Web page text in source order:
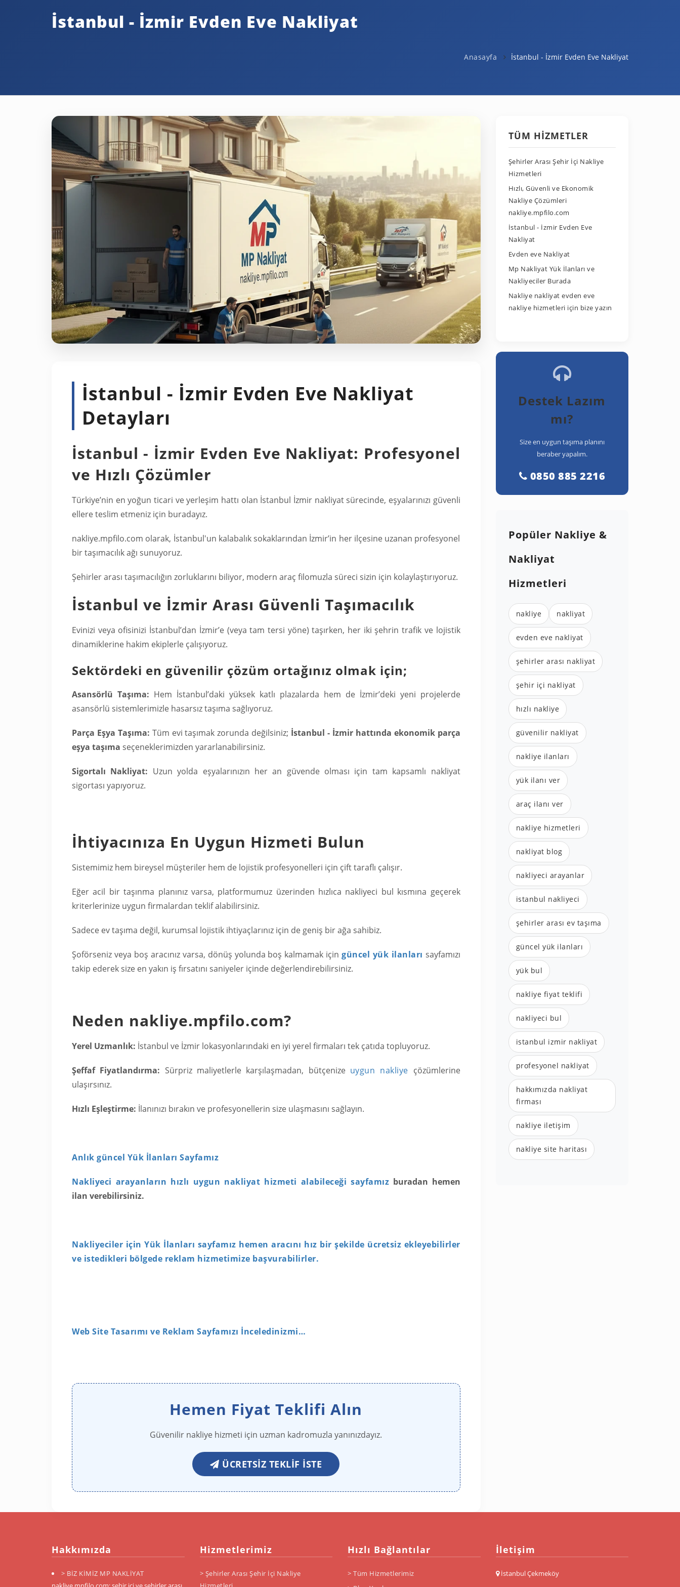
İstanbul - İzmir Evden Eve Nakliyat
Anasayfa İstanbul - İzmir Evden Eve Nakliyat
İstanbul - İzmir Evden Eve Nakliyat
Detayları
İstanbul - İzmir Evden Eve Nakliyat: Profesyonel
ve Hızlı Çözümler
Türkiye’nin en yoğun ticari ve yerleşim hattı olan İstanbul İzmir nakliyat sürecinde, eşyalarınızı güvenli
ellere teslim etmeniz için buradayız.
nakliye.mpfilo.com olarak, İstanbul'un kalabalık sokaklarından İzmir’in her ilçesine uzanan profesyonel
bir taşımacılık ağı sunuyoruz.
Şehirler arası taşımacılığın zorluklarını biliyor, modern araç filomuzla süreci sizin için kolaylaştırıyoruz.
İstanbul ve İzmir Arası Güvenli Taşımacılık
Evinizi veya ofisinizi İstanbul’dan İzmir’e (veya tam tersi yöne) taşırken, her iki şehrin trafik ve lojistik
dinamiklerine hakim ekiplerle çalışıyoruz.
Sektördeki en güvenilir çözüm ortağınız olmak için;
Asansörlü Taşıma: Hem İstanbul’daki yüksek katlı plazalarda hem de İzmir’deki yeni projelerde
asansörlü sistemlerimizle hasarsız taşıma sağlıyoruz.
Parça Eşya Taşıma: Tüm evi taşımak zorunda değilsiniz; İstanbul - İzmir hattında ekonomik parça
eşya taşıma seçeneklerimizden yararlanabilirsiniz.
Sigortalı Nakliyat: Uzun yolda eşyalarınızın her an güvende olması için tam kapsamlı nakliyat
sigortası yapıyoruz.
İhtiyacınıza En Uygun Hizmeti Bulun
Sistemimiz hem bireysel müşteriler hem de lojistik profesyonelleri için çift taraflı çalışır.
Eğer acil bir taşınma planınız varsa, platformumuz üzerinden hızlıca nakliyeci bul kısmına geçerek
kriterlerinize uygun firmalardan teklif alabilirsiniz.
Sadece ev taşıma değil, kurumsal lojistik ihtiyaçlarınız için de geniş bir ağa sahibiz.
Şoförseniz veya boş aracınız varsa, dönüş yolunda boş kalmamak içingüncel yük ilanları sayfamızı
takip ederek size en yakın iş fırsatını saniyeler içinde değerlendirebilirsiniz.
Neden nakliye.mpfilo.com?
Yerel Uzmanlık: İstanbul ve İzmir lokasyonlarındaki en iyi yerel firmaları tek çatıda topluyoruz.
Şeffaf Fiyatlandırma: Sürpriz maliyetlerle karşılaşmadan, bütçenize uygun nakliye çözümlerine
ulaşırsınız.
Hızlı Eşleştirme: İlanınızı bırakın ve profesyonellerin size ulaşmasını sağlayın.
Anlık güncel Yük İlanları Sayfamız
Nakliyeci arayanların hızlı uygun nakliyat hizmeti alabileceği sayfamız buradan hemen
ilan verebilirsiniz.
Nakliyeciler için Yük İlanları sayfamız hemen aracını hız bir şekilde ücretsiz ekleyebilirler
ve istedikleri bölgede reklam hizmetimize başvurabilirler.
Web Site Tasarımı ve Reklam Sayfamızı İnceledinizmi…
Hemen Fiyat Teklifi Alın
Güvenilir nakliye hizmeti için uzman kadromuzla yanınızdayız.
ÜCRETSIZ TEKLIF İSTE
TÜM HIZMETLER
Şehirler Arası Şehir İçi Nakliye
Hizmetleri
Hızlı, Güvenli ve Ekonomik
Nakliye Çözümleri
nakliye.mpfilo.com
İstanbul - İzmir Evden Eve
Nakliyat
Evden eve Nakliyat
Mp Nakliyat Yük İlanları ve
Nakliyeciler Burada
Nakliye nakliyat evden eve
nakliye hizmetleri için bize yazın
Destek Lazım
mı?
Size en uygun taşıma planını
beraber yapalım.
0850 885 2216
Popüler Nakliye &
Nakliyat
Hizmetleri
nakliye nakliyat
evden eve nakliyat
şehirler arası nakliyat
şehir içi nakliyat
hızlı nakliye
güvenilir nakliyat
nakliye ilanları
yük ilanı ver
araç ilanı ver
nakliye hizmetleri
nakliyat blog
nakliyeci arayanlar
istanbul nakliyeci
şehirler arası ev taşıma
güncel yük ilanları
yük bul
nakliye fiyat teklifi
nakliyeci bul
istanbul izmir nakliyat
profesyonel nakliyat
hakkımızda nakliyat
firması
nakliye iletişim
nakliye site haritası
Hakkımızda
> BİZ KİMİZ MP NAKLİYAT
Hizmetlerimiz
> Şehirler Arası Şehir İçi Nakliye
Hızlı Bağlantılar
> Tüm Hizmetlerimiz
İletişim
İstanbul Çekmeköy